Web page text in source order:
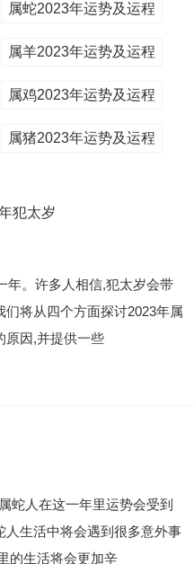
属蛇2023年运势及运程
属羊2023年运势及运程
属鸡2023年运势及运程
属猪2023年运势及运程
犯太岁
年。许多人相信,犯太岁会带
将从四个方面探讨2023年属
原因,并提供一些
蛇人在这一年里运势会受到
生活中将会遇到很多意外事
的生活将会更加辛